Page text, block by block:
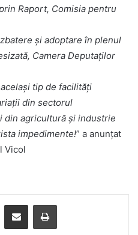
Raport, Comisia pentru
și adoptare în plenul
Camera Deputaților
tip de facilități
din sectorul
din agricultură și industrie
impedimente!” a anunțat
Vicol
Telegram